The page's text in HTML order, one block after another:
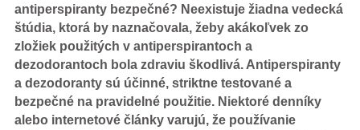
antiperspiranty bezpečné? Neexistuje žiadna vedecká
štúdia, ktorá by naznačovala, žeby akákoľvek zo
zložiek použitých v antiperspirantoch a
dezodorantoch bola zdraviu škodlivá. Antiperspiranty
a dezodoranty sú účinné, striktne testované a
bezpečné na pravidelné použitie. Niektoré denníky
alebo internetové články varujú, že používanie